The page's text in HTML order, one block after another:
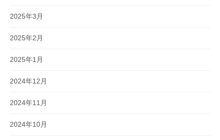
2025年3月
2025年2月
2025年1月
2024年12月
2024年11月
2024年10月